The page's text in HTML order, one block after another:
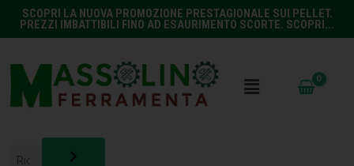
SCOPRI LA NUOVA PROMOZIONE PRESTAGIONALE SUI PELLET.
PREZZI IMBATTIBILI FINO AD ESAURIMENTO SCORTE. SCOPRI...